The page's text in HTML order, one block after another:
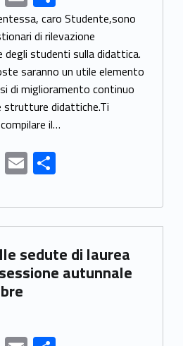
m
ai
l
h
ar
e
caro Studente,sono
di rilevazione
degli studenti sulla didattica.
saranno un utile elemento
di miglioramento continuo
strutture didattiche.Ti
il…
as
o
n
E
m
ai
l
S
ar
e
sedute di laurea
autunnale